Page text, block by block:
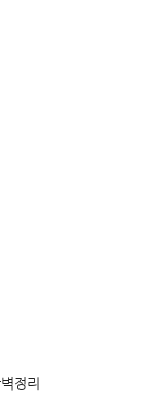
정리